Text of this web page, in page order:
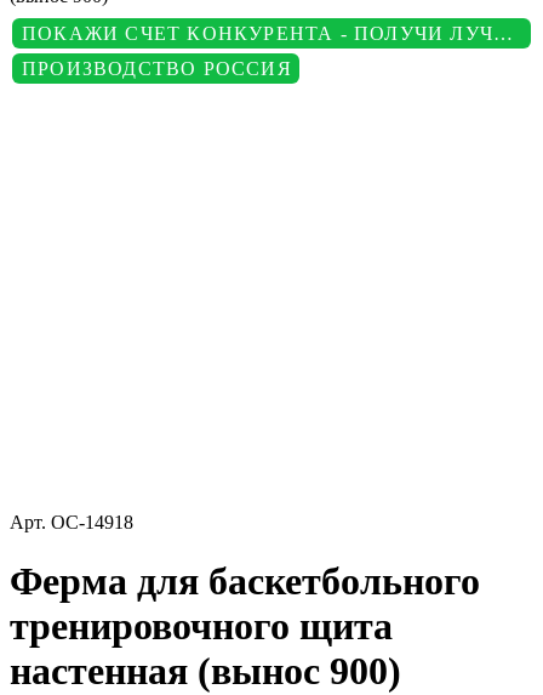
ПОКАЖИ СЧЕТ КОНКУРЕНТА - ПОЛУЧИ ЛУЧШУЮ ЦЕНУ
ПРОИЗВОДСТВО РОССИЯ
Арт. ОС-14918
Ферма для баскетбольного
тренировочного щита
настенная (вынос 900)